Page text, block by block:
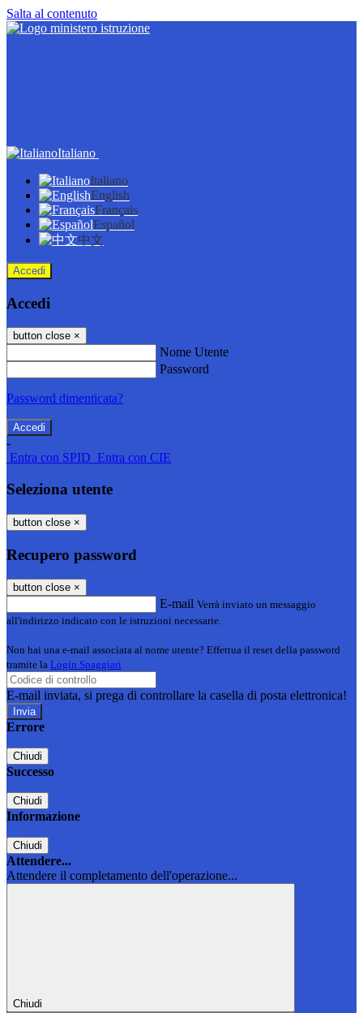
Salta al contenuto
Italiano
Italiano
English
Français
Español
中文
Accedi
Accedi
button close ×
Nome Utente
Password
Password dimenticata?
-
Entra con SPID Entra con CIE
Seleziona utente
button close ×
Recupero password
button close ×
E-mail Verrà inviato un messaggio
all'indirizzo indicato con le istruzioni necessarie.
Non hai una e-mail associata al nome utente? Effettua il reset della password
tramite la Login Spaggiari
E-mail inviata, si prega di controllare la casella di posta elettronica!
Errore
Chiudi
Successo
Chiudi
Informazione
Chiudi
Attendere...
Attendere il completamento dell'operazione...
Chiudi